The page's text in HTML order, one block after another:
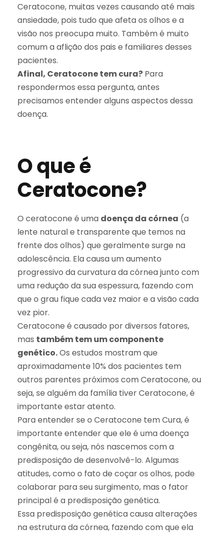
Ceratocone, muitas vezes causando até mais
ansiedade, pois tudo que afeta os olhos e a
visão nos preocupa muito. Também é muito
comum a aflição dos pais e familiares desses
pacientes.
Afinal, Ceratocone tem cura? Para
respondermos essa pergunta, antes
precisamos entender alguns aspectos dessa
doença.
O que é
Ceratocone?
O ceratocone é uma doença da córnea (a
lente natural e transparente que temos na
frente dos olhos) que geralmente surge na
adolescência. Ela causa um aumento
progressivo da curvatura da córnea junto com
uma redução da sua espessura, fazendo com
que o grau fique cada vez maior e a visão cada
vez pior.
Ceratocone é causado por diversos fatores,
mas também tem um componente
genético.Os estudos mostram que
aproximadamente 10% dos pacientes tem
outros parentes próximos com Ceratocone, ou
seja, se alguém da família tiver Ceratocone, é
importante estar atento.
Para entender se o Ceratocone tem Cura, é
importante entender que ele é uma doença
congênita, ou seja, nós nascemos com a
predisposição de desenvolvê-lo. Algumas
atitudes, como o fato de coçar os olhos, pode
colaborar para seu surgimento, mas o fator
principal é a predisposição genética.
Essa predisposição genética causa alterações
na estrutura da córnea, fazendo com que ela